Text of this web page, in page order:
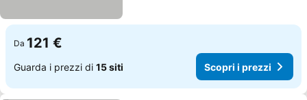
Da 121 €
Guarda i prezzi di 15 siti Scopri i prezzi